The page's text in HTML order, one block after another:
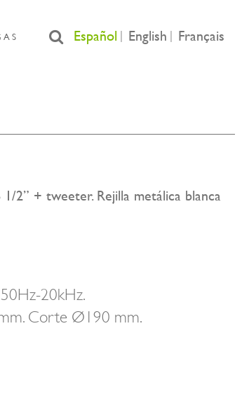
Español English Français
2” + tweeter. Rejilla metálica blanca
50Hz-20kHz.
Corte Ø190 mm.